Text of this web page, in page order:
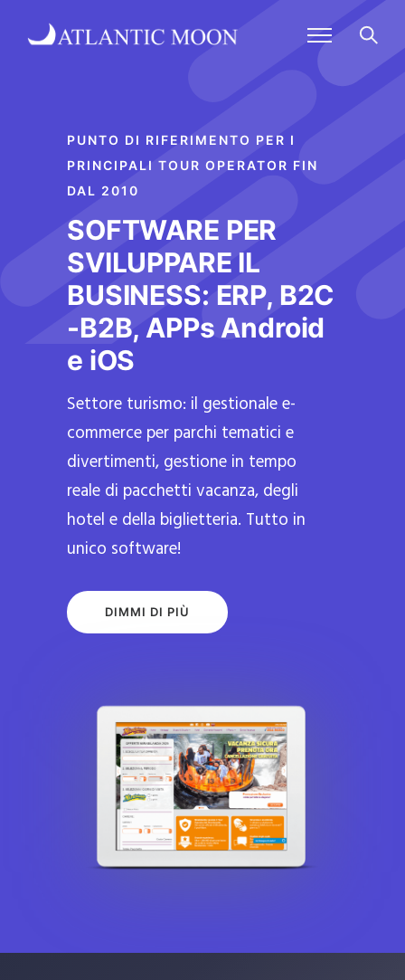
PUNTO DI RIFERIMENTO PER I
PRINCIPALI TOUR OPERATOR FIN
DAL 2010
SOFTWARE PER
SVILUPPARE IL
BUSINESS: ERP, B2C
-B2B, APPs Android
e iOS
Settore turismo: il gestionale e-
commerce per parchi tematici e
divertimenti, gestione in tempo
reale di pacchetti vacanza, degli
hotel e della biglietteria. Tutto in
unico software!
DIMMI DI PIÙ